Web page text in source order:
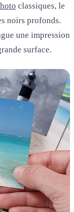
classiques, le
noirs profonds.
une impression
surface.